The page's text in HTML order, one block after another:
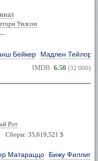
Уилсон
—
Бейкер Мадлен Тейлор
IMDB: 6.50 (32 000)
Рот
Сборы: 35,619,521 $
Матараццо Бижу Филлипс